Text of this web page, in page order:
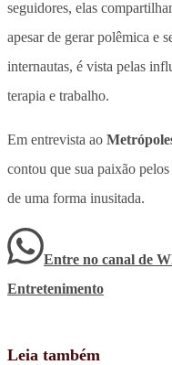
seguidores, elas
apesar de gerar polêmica e
internautas, é vista pelas
terapia e trabalho.
Em entrevista ao
contou que sua paixão
de uma forma inusitada.
Entre no canal de
Entretenimento
Leia também